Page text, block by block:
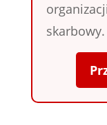
skarbowy.